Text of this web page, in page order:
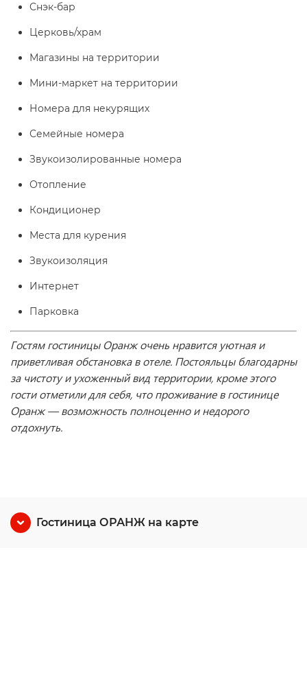
Снэк-бар
Церковь/храм
Магазины на территории
Мини-маркет на территории
Номера для некурящих
Семейные номера
Звукоизолированные номера
Отопление
Кондиционер
Места для курения
Звукоизоляция
Интернет
Парковка
Гостям гостиницы Оранж очень нравится уютная и
приветливая обстановка в отеле. Постояльцы благодарны
за чистоту и ухоженный вид территории, кроме этого
гости отметили для себя, что проживание в гостинице
Оранж — возможность полноценно и недорого
отдохнуть.
Гостиница ОРАНЖ на карте